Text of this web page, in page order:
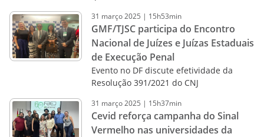
31 março2025 | 15h53min
GMF/TJSC participa do Encontro
Nacional de Juízes e Juízas Estaduais
de Execução Penal
Evento no DF discute efetividade da
Resolução 391/2021 do CNJ
31 março2025 | 15h37min
Cevid reforça campanha do Sinal
Vermelho nas universidades da